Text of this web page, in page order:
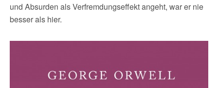
und Absurden als Verfremdungseffekt angeht, war er nie
besser als hier.